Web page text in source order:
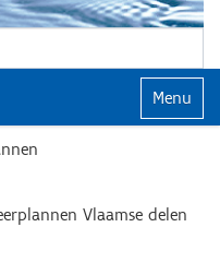
Klap
Vlaamse delen